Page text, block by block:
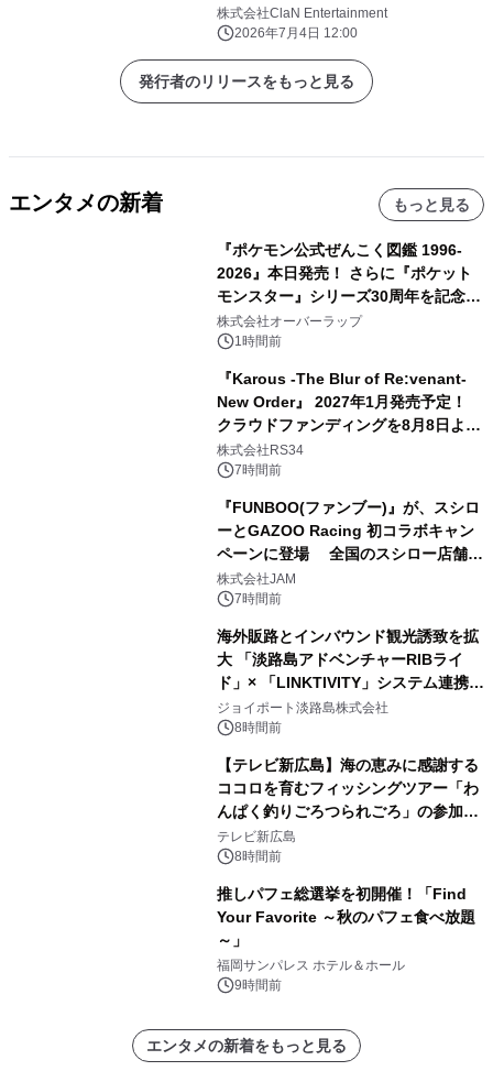
定
株式会社ClaN Entertainment
2026年7月4日 12:00
発行者のリリースをもっと見る
エンタメの新着 もっと見る
『ポケモン公式ぜんこく図鑑 1996-
2026』本日発売！ さらに『ポケット
モンスター』シリーズ30周年を記念し
た画集『ポケットモンスター ビジュア
ルアートブック』の発売決定！ 2026
株式会社オーバーラップ
1時間前
『Karous -The Blur of Re:venant-
New Order』 2027年1月発売予定！
クラウドファンディングを8月8日より
開始
株式会社RS34
7時間前
『FUNBOO(ファンブー)』が、スシロ
ーとGAZOO Racing 初コラボキャン
ペーンに登場 全国のスシロー店舗で
GR 4車種の FUNBOO(ミニカー)付き
メニューが展開されます
株式会社JAM
7時間前
海外販路とインバウンド観光誘致を拡
大 「淡路島アドベンチャーRIBライ
ド」× 「LINKTIVITY」システム連携を
開始！
ジョイポート淡路島株式会社
8時間前
【テレビ新広島】海の恵みに感謝する
ココロを育むフィッシングツアー「わ
んぱく釣りごろつられごろ」の参加小
学生を募集
テレビ新広島
8時間前
推しパフェ総選挙を初開催！「Find
Your Favorite ～秋のパフェ食べ放題
～」
福岡サンパレス ホテル＆ホール
9時間前
エンタメの新着をもっと見る